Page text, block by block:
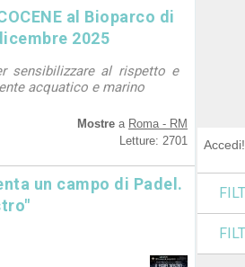
al Bioparco di
2025
sensibilizzare al rispetto e
acquatico e marino
Mostre a Roma - RM
Letture: 2701
un campo di Padel.
Accedi!